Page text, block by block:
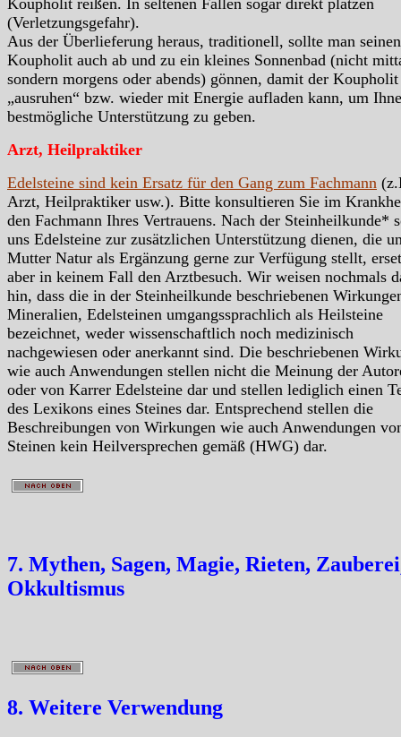
(Verletzungsgefahr).
Aus der Überlieferung heraus, traditionell, sollte man seinen
Koupholit auch ab und zu ein kleines Sonnenbad (nicht
sondern morgens oder abends) gönnen, damit der
„ausruhen“ bzw. wieder mit Energie aufladen kann, um
bestmögliche Unterstützung zu geben.
Arzt, Heilpraktiker
Edelsteine sind kein Ersatz für den Gang zum Fachmann
Arzt, Heilpraktiker usw.). Bitte konsultieren Sie im
den Fachmann Ihres Vertrauens. Nach der Steinheilkunde*
uns Edelsteine zur zusätzlichen Unterstützung dienen, die
Mutter Natur als Ergänzung gerne zur Verfügung stellt,
aber in keinem Fall den Arztbesuch. Wir weisen nochmals
hin, dass die in der Steinheilkunde beschriebenen
Mineralien, Edelsteinen umgangssprachlich als Heilsteine
bezeichnet, weder wissenschaftlich noch medizinisch
nachgewiesen oder anerkannt sind. Die beschriebenen
wie auch Anwendungen stellen nicht die Meinung der
oder von Karrer Edelsteine dar und stellen lediglich einen
des Lexikons eines Steines dar. Entsprechend stellen die
Beschreibungen von Wirkungen wie auch Anwendungen
Steinen kein Heilversprechen gemäß (HWG) dar.
7. Mythen, Sagen, Magie, Rieten,
Okkultismus
8. Weitere Verwendung